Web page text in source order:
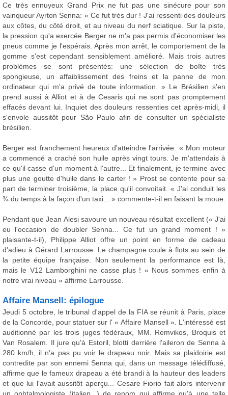
Ce très ennuyeux Grand Prix ne fut pas une sinécure pour son
vainqueur Ayrton Senna: « Ce fut très dur ! J'ai ressenti des douleurs
aux côtes, du côté droit, et au niveau du nerf sciatique. Sur la piste,
la pression qu'a exercée Berger ne m'a pas permis d'économiser les
pneus comme je l'espérais. Après mon arrêt, le comportement de la
gomme s'est cependant sensiblement amélioré. Mais trois autres
problèmes se sont présentés: une sélection de boîte très
spongieuse, un affaiblissement des freins et la panne de mon
ordinateur qui m'a privé de toute information. » Le Brésilien s'en
prend aussi à Alliot et à de Cesaris qui ne sont pas promptement
effacés devant lui. Inquiet des douleurs ressenties cet après-midi, il
s'envole aussitôt pour São Paulo afin de consulter un spécialiste
brésilien.
Berger est franchement heureux d'atteindre l'arrivée: « Mon moteur
a commencé a craché son huile après vingt tours. Je m'attendais à
ce qu'il casse d'un moment à l'autre... Et finalement, je termine avec
plus une goutte d'huile dans le carter ! » Prost se contente pour sa
part de terminer troisième, la place qu'il convoitait. « J'ai conduit les
¾ du temps à la façon d'un taxi... » commente-t-il en faisant la moue.
Pendant que Jean Alesi savoure un nouveau résultat excellent (« J'ai
eu l'occasion de doubler Senna... Ce fut un grand moment ! »
plaisante-t-il), Philippe Alliot offre un point en forme de cadeau
d'adieu à Gérard Larrousse. Le champagne coule à flots au sein de
la petite équipe française. Non seulement la performance est là,
mais le V12 Lamborghini ne casse plus ! « Nous sommes enfin à
notre vrai niveau » affirme Larrousse.
Affaire Mansell: épilogue
Jeudi 5 octobre, le tribunal d'appel de la FIA se réunit à Paris, place
de la Concorde, pour statuer sur l' « Affaire Mansell ». L'intéressé est
auditionné par les trois juges fédéraux, MM. Remvikos, Broquis et
Van Rosalem. Il jure qu'à Estoril, blotti derrière l'aileron de Senna à
280 km/h, il n'a pas pu voir le drapeau noir. Mais sa plaidoirie est
contredite par son ennemi Senna qui, dans un message télédiffusé,
affirme que le fameux drapeau a été brandi à la hauteur des leaders
et que lui l'avait aussitôt aperçu... Cesare Fiorio fait alors intervenir